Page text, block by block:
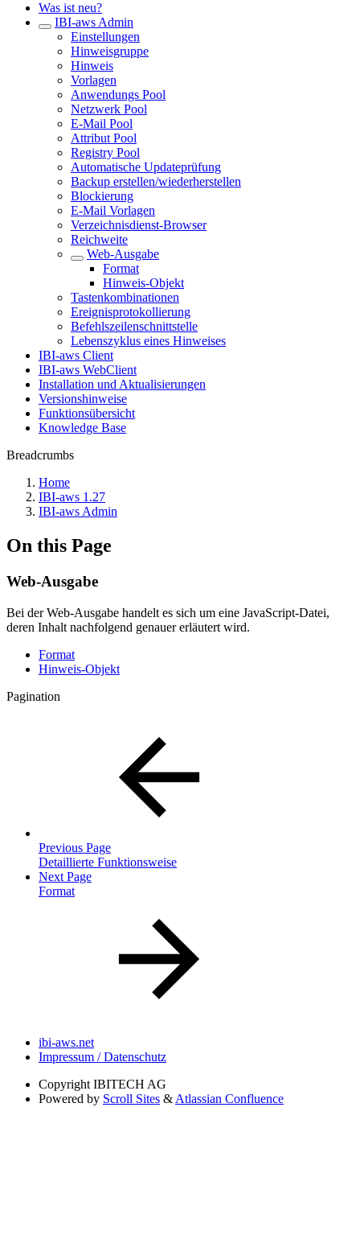
Was ist neu?
IBI-aws Admin
Einstellungen
Hinweisgruppe
Hinweis
Vorlagen
Anwendungs Pool
Netzwerk Pool
E-Mail Pool
Attribut Pool
Registry Pool
Automatische Updateprüfung
Backup erstellen/wiederherstellen
Blockierung
E-Mail Vorlagen
Verzeichnisdienst-Browser
Reichweite
Web-Ausgabe
Format
Hinweis-Objekt
Tastenkombinationen
Ereignisprotokollierung
Befehlszeilenschnittstelle
Lebenszyklus eines Hinweises
IBI-aws Client
IBI-aws WebClient
Installation und Aktualisierungen
Versionshinweise
Funktionsübersicht
Knowledge Base
Breadcrumbs
Home
IBI-aws 1.27
IBI-aws Admin
On this Page
Web-Ausgabe
Bei der Web-Ausgabe handelt es sich um eine JavaScript-Datei,
deren Inhalt nachfolgend genauer erläutert wird.
Format
Hinweis-Objekt
Pagination
Previous Page
Detaillierte Funktionsweise
Next Page
Format
ibi-aws.net
Impressum / Datenschutz
Copyright IBITECH AG
Powered by Scroll Sites & Atlassian Confluence